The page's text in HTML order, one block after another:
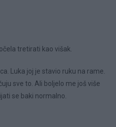
tretirati kao višak.
Luka joj je stavio ruku na rame.
sve to. Ali boljelo me još više
se baki normalno.